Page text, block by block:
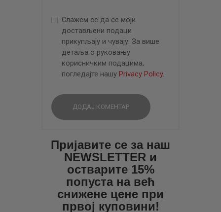
Слажем се да се моји
достављени подаци
прикупљају и чувају. За више
детаља о руковању
корисничким подацима,
погледајте нашу Privacy Policy.
Пријавите се за наш
NEWSLETTER и
остварите 15%
попуста на већ
снижене цене при
првој куповини!